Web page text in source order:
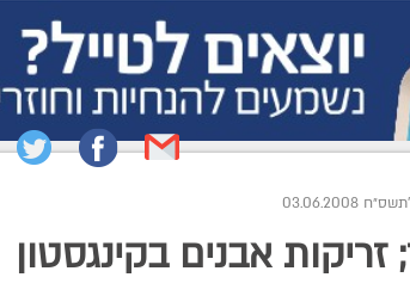
03.06.2008
זריקות אבנים בקינגסטון